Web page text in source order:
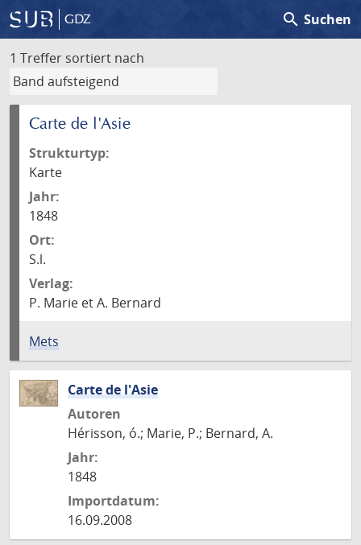
GDZ search Suchen
1 Treffer sortiert nach
Carte de l'Asie
Strukturtyp:
Karte
Jahr:
1848
Ort:
S.l.
Verlag:
P. Marie et A. Bernard
Mets
Carte de l'Asie
Autoren
Hérisson, ó.; Marie, P.; Bernard, A.
Jahr:
1848
Importdatum:
16.09.2008